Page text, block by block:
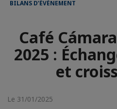
BILANS D’ÉVÈNEMENT
Café
2025 :
et
Le 31/01/2025